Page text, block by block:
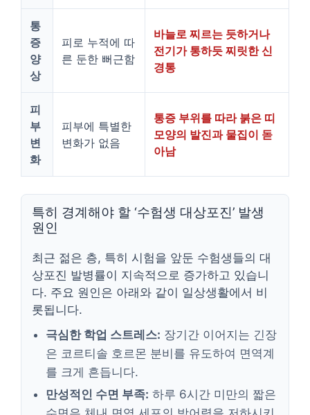
통
증
양
상
피로 누적에 따
른 둔한 뻐근함
바늘로 찌르는 듯하거나
전기가 통하듯 찌릿한 신
경통
피
부
변
화
피부에 특별한
변화가 없음
통증 부위를 따라 붉은 띠
모양의 발진과 물집이 돋
아남
특히 경계해야 할 ‘수험생 대상포진’ 발생
원인
최근 젊은 층, 특히 시험을 앞둔 수험생들의 대
상포진 발병률이 지속적으로 증가하고 있습니
다. 주요 원인은 아래와 같이 일상생활에서 비
롯됩니다.
극심한 학업 스트레스: 장기간 이어지는 긴장
은 코르티솔 호르몬 분비를 유도하여 면역계
를 크게 흔듭니다.
만성적인 수면 부족: 하루 6시간 미만의 짧은